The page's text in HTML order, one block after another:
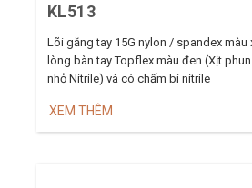
KL513
Lõi găng tay 15G nylon / spandex màu
lòng bàn tay Topflex màu đen (Xịt
nhỏ Nitrile) và có chấm bi nitrile
XEM THÊM